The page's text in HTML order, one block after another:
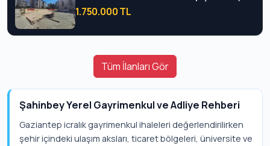
1.750.000 TL
Tüm İlanları Gör
Şahinbey Yerel Gayrimenkul ve Adliye Rehberi
Gaziantep icralık gayrimenkul ihaleleri değerlendirilirken
şehir içindeki ulaşım aksları, ticaret bölgeleri, üniversite ve